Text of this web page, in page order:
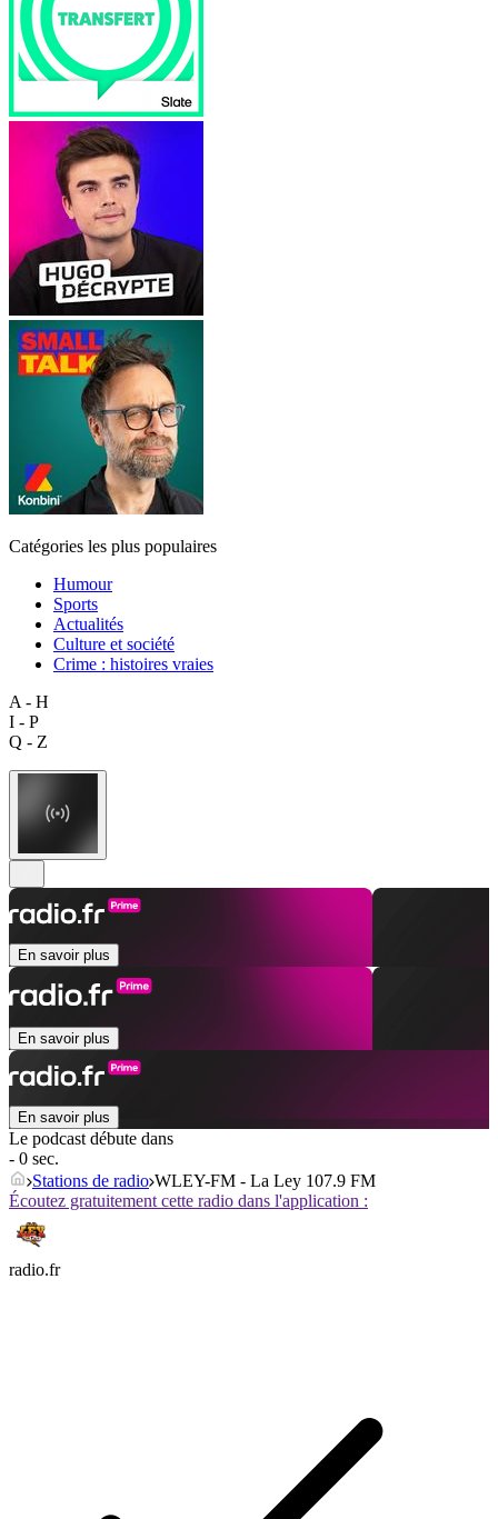
Catégories les plus populaires
Humour
Sports
Actualités
Culture et société
Crime : histoires vraies
A - H
I - P
Q - Z
En savoir plus
En savoir plus
En savoir plus
Le podcast débute dans
- 0 sec.
Stations de radio WLEY-FM - La Ley 107.9 FM
Écoutez gratuitement cette radio dans l'application :
radio.fr